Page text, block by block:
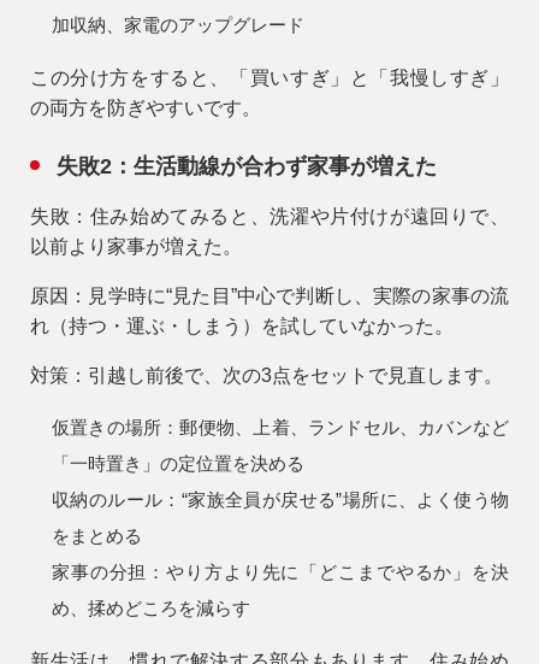
加収納、家電のアップグレード
この分け方をすると、「買いすぎ」と「我慢しすぎ」
の両方を防ぎやすいです。
失敗2：生活動線が合わず家事が増えた
失敗： 住み始めてみると、洗濯や片付けが遠回りで、
以前より家事が増えた。
原因： 見学時に“見た目”中心で判断し、実際の家事の流
れ（持つ・運ぶ・しまう）を試していなかった。
対策： 引越し前後で、次の3点をセットで見直します。
仮置きの場所：郵便物、上着、ランドセル、カバンなど
「一時置き」の定位置を決める
収納のルール： “家族全員が戻せる”場所に、よく使う物
をまとめる
家事の分担：やり方より先に「どこまでやるか」を決
め、揉めどころを減らす